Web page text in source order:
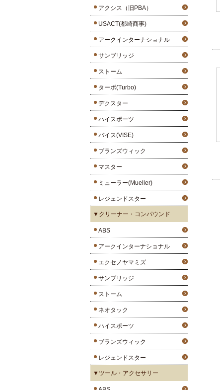
アクシス（旧PBA）
USACT(都崎商事)
アークインターナショナル
サンブリッジ
ストーム
ターボ(Turbo)
デクスター
ハイスポーツ
バイス(VISE)
ブランズウィック
マスター
ミューラー(Mueller)
レジェンドスター
▼クリーナー・コンパウンド
ABS
アークインターナショナル
エクセノヤマミズ
サンブリッジ
ストーム
ネオタック
ハイスポーツ
ブランズウィック
レジェンドスター
▼ツール・アクセサリー